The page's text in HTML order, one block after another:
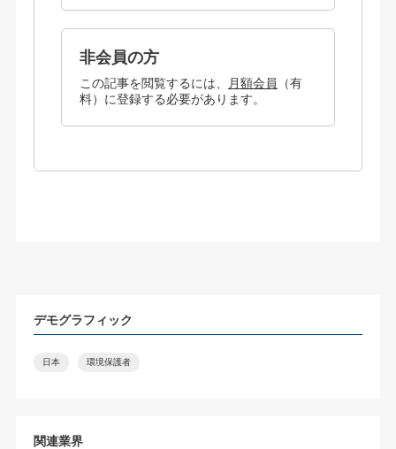
非会員の方
この記事を閲覧するには、 月額会員
（有
料）に登録する必要があります。
デモグラフィック
日本 環境保護者
関連業界